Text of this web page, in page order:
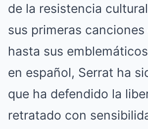
de la resistencia
sus primeras
hasta sus
en español, Serrat ha
que ha defendido la
retratado con